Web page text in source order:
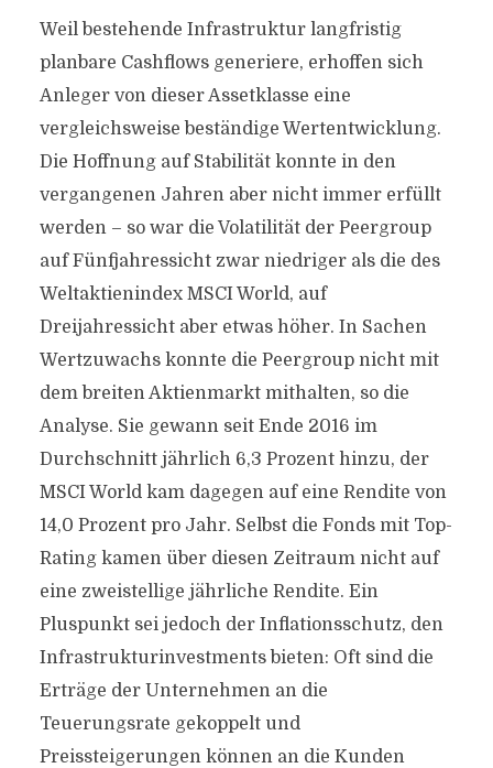
Weil bestehende Infrastruktur langfristig
planbare Cashflows generiere, erhoffen sich
Anleger von dieser Assetklasse eine
vergleichsweise beständige Wertentwicklung.
Die Hoffnung auf Stabilität konnte in den
vergangenen Jahren aber nicht immer erfüllt
werden – so war die Volatilität der Peergroup
auf Fünfjahressicht zwar niedriger als die des
Weltaktienindex MSCI World, auf
Dreijahressicht aber etwas höher. In Sachen
Wertzuwachs konnte die Peergroup nicht mit
dem breiten Aktienmarkt mithalten, so die
Analyse. Sie gewann seit Ende 2016 im
Durchschnitt jährlich 6,3 Prozent hinzu, der
MSCI World kam dagegen auf eine Rendite von
14,0 Prozent pro Jahr. Selbst die Fonds mit Top-
Rating kamen über diesen Zeitraum nicht auf
eine zweistellige jährliche Rendite. Ein
Pluspunkt sei jedoch der Inflationsschutz, den
Infrastrukturinvestments bieten: Oft sind die
Erträge der Unternehmen an die
Teuerungsrate gekoppelt und
Preissteigerungen können an die Kunden